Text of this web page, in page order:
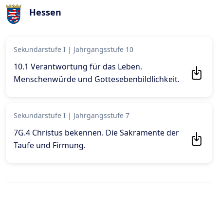
Hessen
Sekundarstufe I | Jahrgangsstufe 10
10.1 Verantwortung für das Leben.
Menschenwürde und Gottesebenbildlichkeit.
Sekundarstufe I | Jahrgangsstufe 7
7G.4 Christus bekennen. Die Sakramente der
Taufe und Firmung.